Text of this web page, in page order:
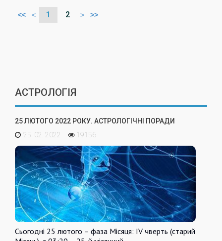
<< < 1 2 > >>
АСТРОЛОГІЯ
25 ЛЮТОГО 2022 РОКУ. АСТРОЛОГІЧНІ ПОРАДИ
25. 02. 2022
19156
Сьогодні 25 лютого – фаза Місяця: IV чверть (старий